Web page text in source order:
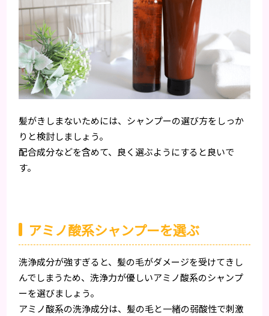
髪がきしまないためには、シャンプーの選び方をしっか
りと検討しましょう。
配合成分などを含めて、良く選ぶようにすると良いで
す。
アミノ酸系シャンプーを選ぶ
洗浄成分が強すぎると、髪の毛がダメージを受けてきし
んでしまうため、洗浄力が優しいアミノ酸系のシャンプ
ーを選びましょう。
アミノ酸系の洗浄成分は、髪の毛と一緒の弱酸性で刺激